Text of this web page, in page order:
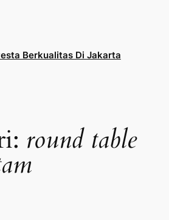
Berkualitas Di Jakarta
round table